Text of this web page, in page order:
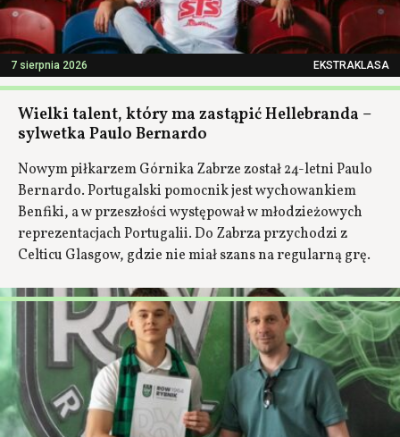
7 sierpnia 2026 EKSTRAKLASA
Wielki talent, który ma zastąpić Hellebranda –
sylwetka Paulo Bernardo
Nowym piłkarzem Górnika Zabrze został 24-letni Paulo
Bernardo. Portugalski pomocnik jest wychowankiem
Benfiki, a w przeszłości występował w młodzieżowych
reprezentacjach Portugalii. Do Zabrza przychodzi z
Celticu Glasgow, gdzie nie miał szans na regularną grę.